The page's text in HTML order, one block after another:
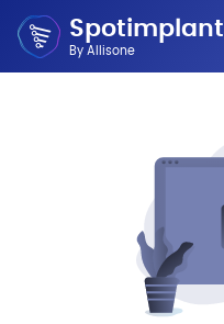
Spotimplant
By Allisone